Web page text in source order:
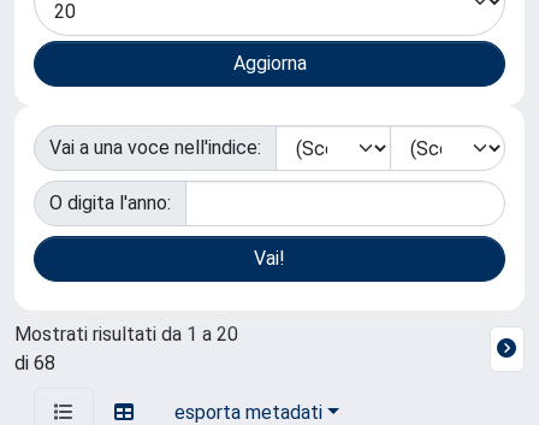
Vai a una voce nell'indice:
O digita l'anno:
Mostrati risultati da 1 a 20
di 68
esporta metadati